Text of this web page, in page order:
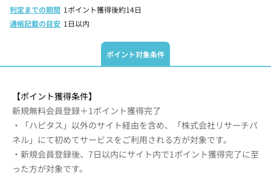
判定までの期間 1ポイント獲得後約14日
通帳記載の目安 1日以内
ポイント対象条件
【ポイント獲得条件】
新規無料会員登録＋1ポイント獲得完了
・「ハピタス」以外のサイト経由を含め、「株式会社リサーチパ
ネル」にて初めてサービスをご利用される方が対象です。
・新規会員登録後、7日以内にサイト内で1ポイント獲得完了に至
った方が対象です。